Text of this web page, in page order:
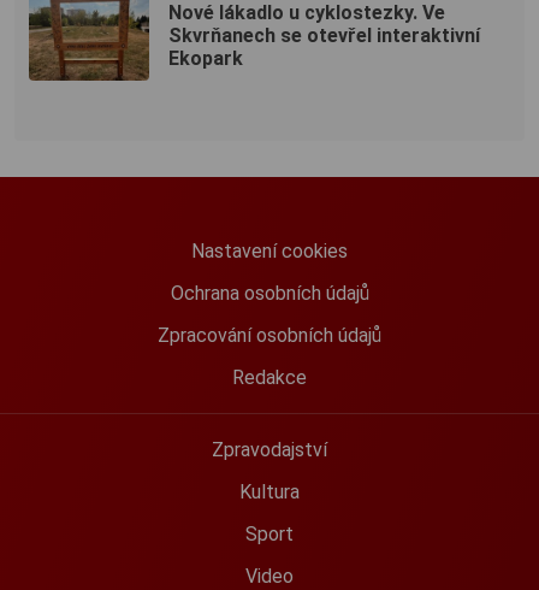
Nové lákadlo u cyklostezky. Ve
Skvrňanech se otevřel interaktivní
Ekopark
Nastavení cookies
Ochrana osobních údajů
Zpracování osobních údajů
Redakce
Zpravodajství
Kultura
Sport
Video